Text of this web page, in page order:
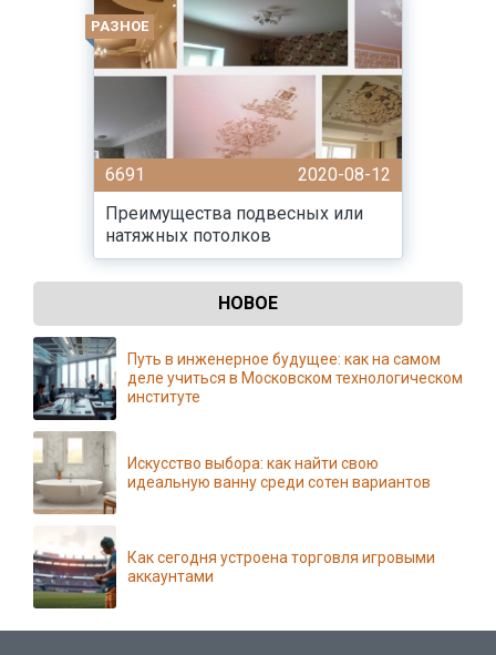
РАЗНОЕ
6691
2020-08-12
Преимущества подвесных или
натяжных потолков
НОВОЕ
Путь в инженерное будущее: как на самом
деле учиться в Московском технологическом
институте
Искусство выбора: как найти свою
идеальную ванну среди сотен вариантов
Как сегодня устроена торговля игровыми
аккаунтами